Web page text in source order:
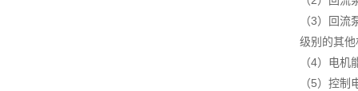
（3）回
级别的其
（4）电
（5）控